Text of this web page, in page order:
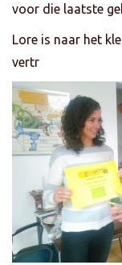
voor die laatste
Lore is naar het
vertr